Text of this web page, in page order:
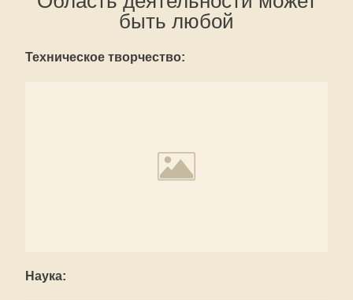
быть любой
Техническое творчество:
Наука: